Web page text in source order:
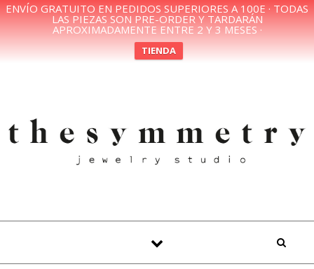
ENVÍO GRATUITO EN PEDIDOS SUPERIORES A 100E · TODAS
LAS PIEZAS SON PRE-ORDER Y TARDARÁN
APROXIMADAMENTE ENTRE 2 Y 3 MESES ·
TIENDA